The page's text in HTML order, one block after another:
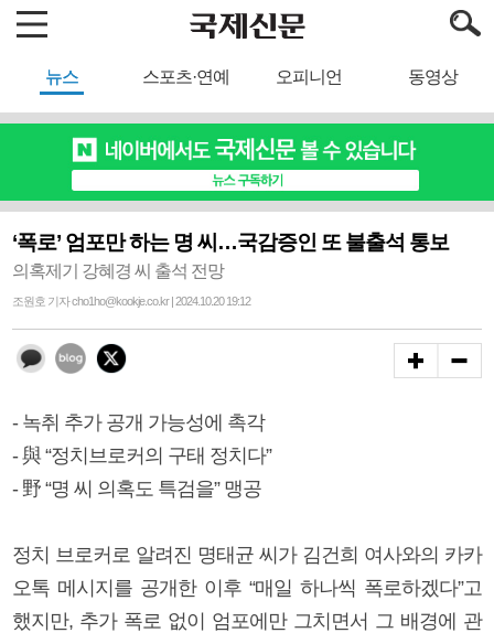
뉴스 스포츠·연예 오피니언 동영상
‘폭로’ 엄포만 하는 명 씨…국감증인 또 불출석 통보
의혹제기 강혜경 씨 출석 전망
조원호 기자 cho1ho@kookje.co.kr | 2024.10.20 19:12
- 녹취 추가 공개 가능성에 촉각
- 與 “정치브로커의 구태 정치다”
- 野 “명 씨 의혹도 특검을” 맹공
정치 브로커로 알려진 명태균 씨가 김건희 여사와의 카카
오톡 메시지를 공개한 이후 “매일 하나씩 폭로하겠다”고
했지만, 추가 폭로 없이 엄포에만 그치면서 그 배경에 관